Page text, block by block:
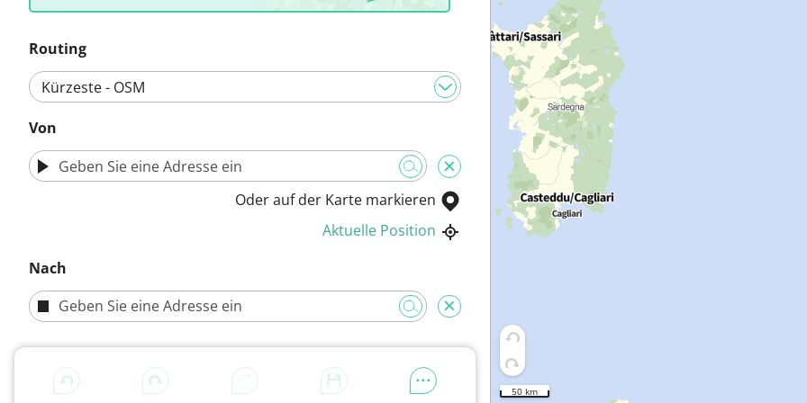
Routing
Von
Oder auf der Karte markieren
Aktuelle Position
Nach
50 km